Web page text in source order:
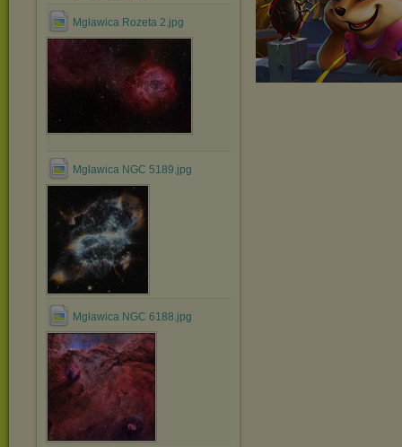
Mgławica Rozeta 2.jpg
Mgławica NGC 5189.jpg
Mgławica NGC 6188.jpg